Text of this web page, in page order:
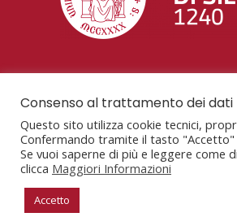
San Giovanni Valdarno, AR, Via
P.Iva: 00273530527 – C.F.
Consenso al trattamento dei dati
Questo sito utilizza cookie tecnici,
Confermando tramite il tasto "Accetto"
Se vuoi saperne di più e leggere come
clicca Maggiori Informazioni
Accetto